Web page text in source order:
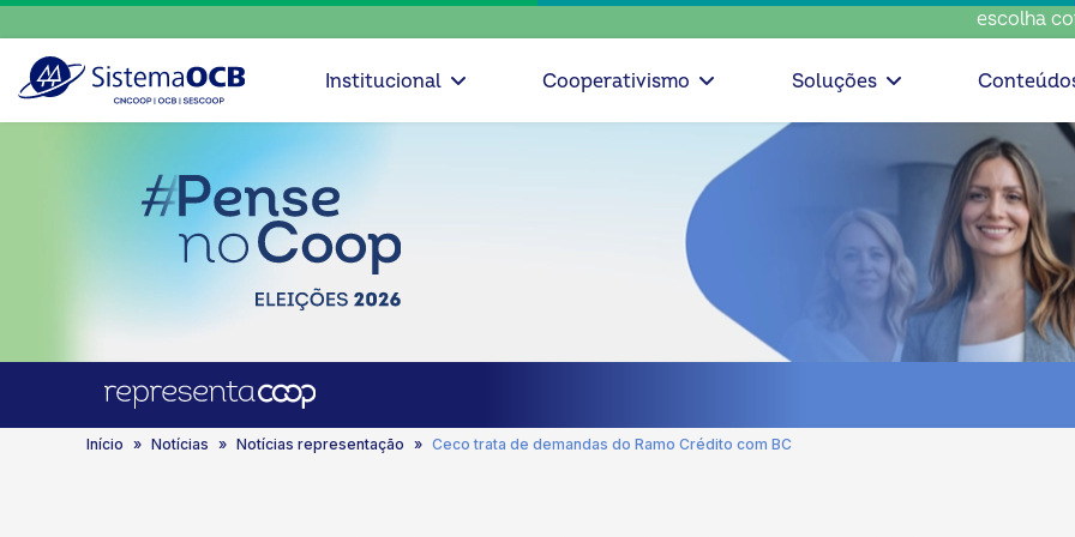
escolha consciente,
Institucional Cooperativismo Soluções
Início Notícias Notícias representação Ceco trata de demandas do Ramo Crédito com BC